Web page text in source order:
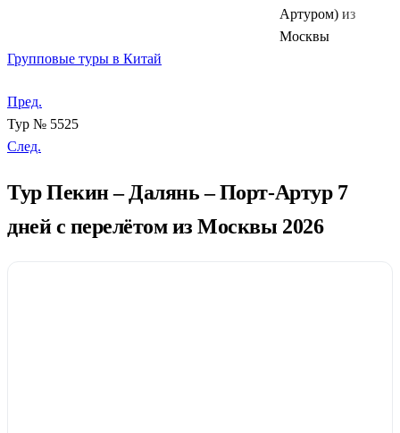
Артуром) из
Москвы
Групповые туры в Китай
Пред.
Тур № 5525
След.
Тур Пекин – Далянь – Порт-Артур 7
дней с перелётом из Москвы 2026